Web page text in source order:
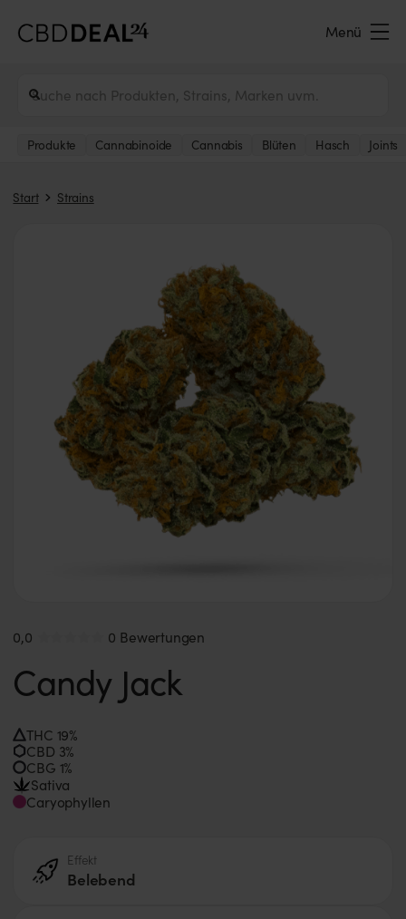
Menü
Produkte Cannabinoide Cannabis Blüten Hasch Joints
Start Strains
0,0 0 Bewertungen
Candy Jack
THC 19%
CBD 3%
CBG 1%
Sativa
Caryophyllen
Effekt
Belebend